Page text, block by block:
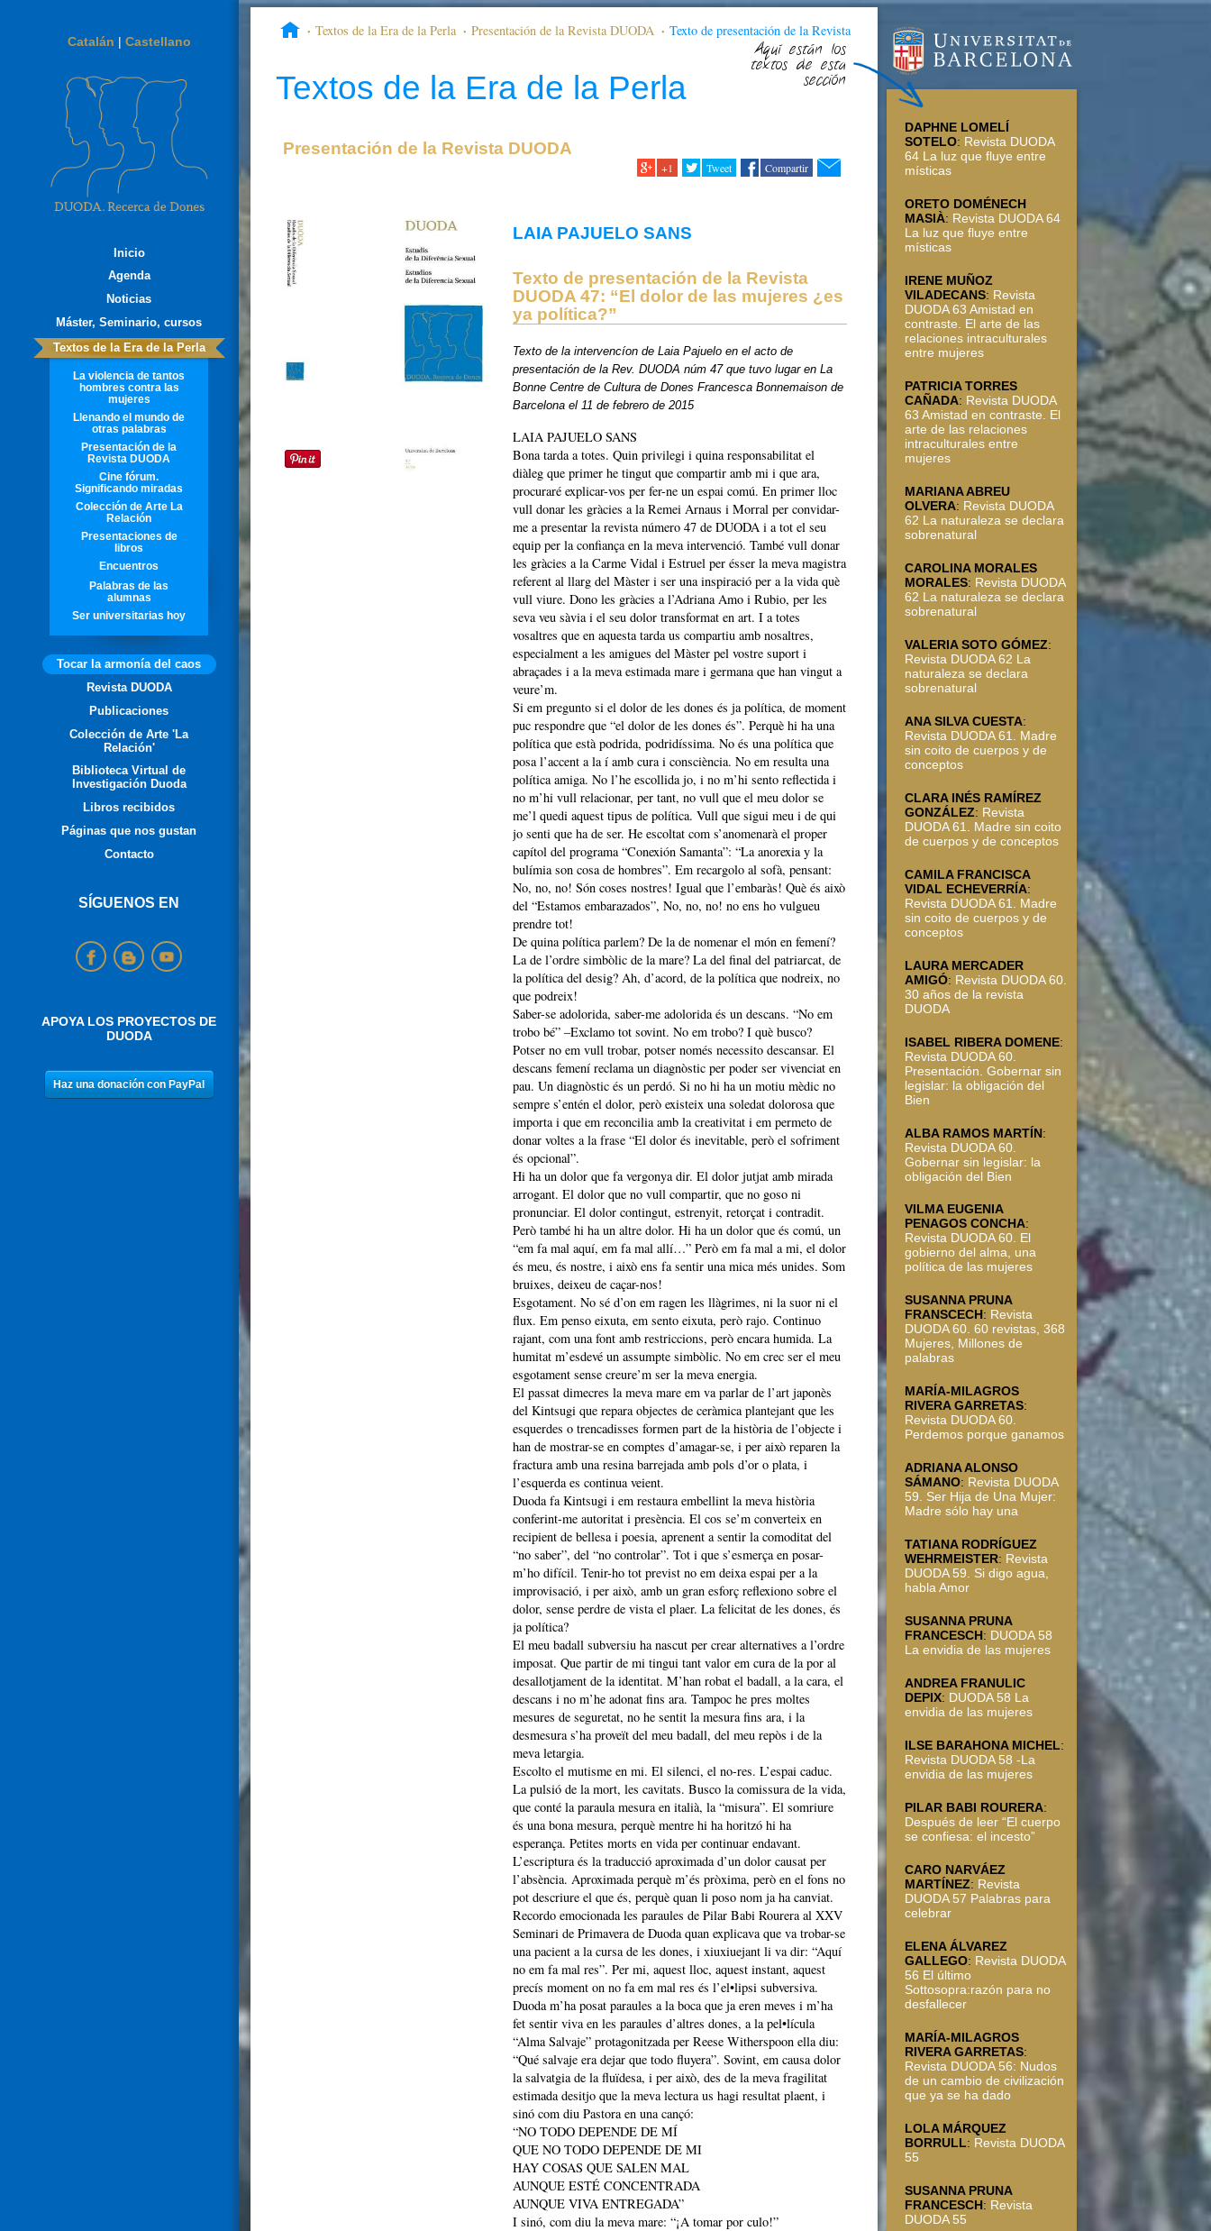
Catalán | Castellano
Inicio
Agenda
Noticias
Máster, Seminario, cursos
Textos de la Era de la Perla
La violencia de tantos
hombres contra las
mujeres
Llenando el mundo de
otras palabras
Presentación de la
Revista DUODA
Cine fórum.
Significando miradas
Colección de Arte La
Relación
Presentaciones de
libros
Encuentros
Palabras de las
alumnas
Ser universitarias hoy
Tocar la armonía del caos
Revista DUODA
Publicaciones
Colección de Arte 'La
Relación'
Biblioteca Virtual de
Investigación Duoda
Libros recibidos
Páginas que nos gustan
Contacto
SÍGUENOS EN
APOYA LOS PROYECTOS DE
DUODA
Textos de la Era de la Perla Presentación de la Revista DUODA
Texto de presentación de la Revista
Aquí están los
textos de esta
sección
Textos de la Era de la Perla
Presentación de la Revista DUODA
+1 Tweet Compartir
LAIA PAJUELO SANS
Texto de presentación de la Revista
DUODA 47: “El dolor de las mujeres ¿es
ya política?”
Texto de la intervencíon de Laia Pajuelo en el acto de
presentación de la Rev. DUODA núm 47 que tuvo lugar en La
Bonne Centre de Cultura de Dones Francesca Bonnemaison de
Barcelona el 11 de febrero de 2015
LAIA PAJUELO SANS
Bona tarda a totes. Quin privilegi i quina responsabilitat el
diàleg que primer he tingut que compartir amb mi i que ara,
procuraré explicar-vos per fer-ne un espai comú. En primer lloc
vull donar les gràcies a la Remei Arnaus i Morral per convidar-
me a presentar la revista número 47 de DUODA i a tot el seu
equip per la confiança en la meva intervenció. També vull donar
les gràcies a la Carme Vidal i Estruel per ésser la meva magistra
referent al llarg del Màster i ser una inspiració per a la vida què
vull viure. Dono les gràcies a l’Adriana Amo i Rubio, per les
seva veu sàvia i el seu dolor transformat en art. I a totes
vosaltres que en aquesta tarda us compartiu amb nosaltres,
especialment a les amigues del Màster pel vostre suport i
abraçades i a la meva estimada mare i germana que han vingut a
veure’m.
Si em pregunto si el dolor de les dones és ja política, de moment
puc respondre que “el dolor de les dones és”. Perquè hi ha una
política que està podrida, podridíssima. No és una política que
posa l’accent a la í amb cura i consciència. No em resulta una
política amiga. No l’he escollida jo, i no m’hi sento reflectida i
no m’hi vull relacionar, per tant, no vull que el meu dolor se
me’l quedi aquest tipus de política. Vull que sigui meu i de qui
jo senti que ha de ser. He escoltat com s’anomenarà el proper
capítol del programa “Conexión Samanta”: “La anorexia y la
bulímia son cosa de hombres”. Em recargolo al sofà, pensant:
No, no, no! Són coses nostres! Igual que l’embaràs! Què és això
del “Estamos embarazados”, No, no, no! no ens ho vulgueu
prendre tot!
De quina política parlem? De la de nomenar el món en femení?
La de l’ordre simbòlic de la mare? La del final del patriarcat, de
la política del desig? Ah, d’acord, de la política que nodreix, no
que podreix!
Saber-se adolorida, saber-me adolorida és un descans. “No em
trobo bé” –Exclamo tot sovint. No em trobo? I què busco?
Potser no em vull trobar, potser només necessito descansar. El
descans femení reclama un diagnòstic per poder ser vivenciat en
pau. Un diagnòstic és un perdó. Si no hi ha un motiu mèdic no
sempre s’entén el dolor, però existeix una soledat dolorosa que
importa i que em reconcilia amb la creativitat i em permeto de
donar voltes a la frase “El dolor és inevitable, però el sofriment
és opcional”.
Hi ha un dolor que fa vergonya dir. El dolor jutjat amb mirada
arrogant. El dolor que no vull compartir, que no goso ni
pronunciar. El dolor contingut, estrenyit, retorçat i contradit.
Però també hi ha un altre dolor. Hi ha un dolor que és comú, un
“em fa mal aquí, em fa mal allí…” Però em fa mal a mi, el dolor
és meu, és nostre, i això ens fa sentir una mica més unides. Som
bruixes, deixeu de caçar-nos!
Esgotament. No sé d’on em ragen les llàgrimes, ni la suor ni el
flux. Em penso eixuta, em sento eixuta, però rajo. Continuo
rajant, com una font amb restriccions, però encara humida. La
humitat m’esdevé un assumpte simbòlic. No em crec ser el meu
esgotament sense creure’m ser la meva energia.
El passat dimecres la meva mare em va parlar de l’art japonès
del Kintsugi que repara objectes de ceràmica plantejant que les
esquerdes o trencadisses formen part de la història de l’objecte i
han de mostrar-se en comptes d’amagar-se, i per això reparen la
fractura amb una resina barrejada amb pols d’or o plata, i
l’esquerda es continua veient.
Duoda fa Kintsugi i em restaura embellint la meva història
conferint-me autoritat i presència. El cos se’m converteix en
recipient de bellesa i poesia, aprenent a sentir la comoditat del
“no saber”, del “no controlar”. Tot i que s’esmerça en posar-
m’ho difícil. Tenir-ho tot previst no em deixa espai per a la
improvisació, i per això, amb un gran esforç reflexiono sobre el
dolor, sense perdre de vista el plaer. La felicitat de les dones, és
ja política?
El meu badall subversiu ha nascut per crear alternatives a l’ordre
imposat. Que partir de mi tingui tant valor em cura de la por al
desallotjament de la identitat. M’han robat el badall, a la cara, el
descans i no m’he adonat fins ara. Tampoc he pres moltes
mesures de seguretat, no he sentit la mesura fins ara, i la
desmesura s’ha proveït del meu badall, del meu repòs i de la
meva letargia.
Escolto el mutisme en mi. El silenci, el no-res. L’espai caduc.
La pulsió de la mort, les cavitats. Busco la comissura de la vida,
que conté la paraula mesura en italià, la “misura”. El somriure
és una bona mesura, perquè mentre hi ha horitzó hi ha
esperança. Petites morts en vida per continuar endavant.
L’escriptura és la traducció aproximada d’un dolor causat per
l’absència. Aproximada perquè m’és pròxima, però en el fons no
pot descriure el que és, perquè quan li poso nom ja ha canviat.
Recordo emocionada les paraules de Pilar Babi Rourera al XXV
Seminari de Primavera de Duoda quan explicava que va trobar-se
una pacient a la cursa de les dones, i xiuxiuejant li va dir: “Aquí
no em fa mal res”. Per mi, aquest lloc, aquest instant, aquest
precís moment on no fa em mal res és l’el•lipsi subversiva.
Duoda m’ha posat paraules a la boca que ja eren meves i m’ha
fet sentir viva en les paraules d’altres dones, a la pel•lícula
“Alma Salvaje” protagonitzada per Reese Witherspoon ella diu:
“Qué salvaje era dejar que todo fluyera”. Sovint, em causa dolor
la salvatgia de la fluïdesa, i per això, des de la meva fragilitat
estimada desitjo que la meva lectura us hagi resultat plaent, i
sinó com diu Pastora en una cançó:
“NO TODO DEPENDE DE MÍ
QUE NO TODO DEPENDE DE MI
HAY COSAS QUE SALEN MAL
AUNQUE ESTÉ CONCENTRADA
AUNQUE VIVA ENTREGADA”
I sinó, com diu la meva mare: “¡A tomar por culo!”
DAPHNE LOMELÍ
SOTELO: Revista DUODA
64 La luz que fluye entre
místicas
ORETO DOMÉNECH
MASIÀ: Revista DUODA 64
La luz que fluye entre
místicas
IRENE MUÑOZ
VILADECANS: Revista
DUODA 63 Amistad en
contraste. El arte de las
relaciones intraculturales
entre mujeres
PATRICIA TORRES
CAÑADA: Revista DUODA
63 Amistad en contraste. El
arte de las relaciones
intraculturales entre
mujeres
MARIANA ABREU
OLVERA: Revista DUODA
62 La naturaleza se declara
sobrenatural
CAROLINA MORALES
MORALES: Revista DUODA
62 La naturaleza se declara
sobrenatural
VALERIA SOTO GÓMEZ:
Revista DUODA 62 La
naturaleza se declara
sobrenatural
ANA SILVA CUESTA:
Revista DUODA 61. Madre
sin coito de cuerpos y de
conceptos
CLARA INÉS RAMÍREZ
GONZÁLEZ: Revista
DUODA 61. Madre sin coito
de cuerpos y de conceptos
CAMILA FRANCISCA
VIDAL ECHEVERRÍA:
Revista DUODA 61. Madre
sin coito de cuerpos y de
conceptos
LAURA MERCADER
AMIGÓ: Revista DUODA 60.
30 años de la revista
DUODA
ISABEL RIBERA DOMENE:
Revista DUODA 60.
Presentación. Gobernar sin
legislar: la obligación del
Bien
ALBA RAMOS MARTÍN:
Revista DUODA 60.
Gobernar sin legislar: la
obligación del Bien
VILMA EUGENIA
PENAGOS CONCHA:
Revista DUODA 60. El
gobierno del alma, una
política de las mujeres
SUSANNA PRUNA
FRANSCECH: Revista
DUODA 60. 60 revistas, 368
Mujeres, Millones de
palabras
MARÍA-MILAGROS
RIVERA GARRETAS:
Revista DUODA 60.
Perdemos porque ganamos
ADRIANA ALONSO
SÁMANO: Revista DUODA
59. Ser Hija de Una Mujer:
Madre sólo hay una
TATIANA RODRÍGUEZ
WEHRMEISTER: Revista
DUODA 59. Si digo agua,
habla Amor
SUSANNA PRUNA
FRANCESCH: DUODA 58
La envidia de las mujeres
ANDREA FRANULIC
DEPIX: DUODA 58 La
envidia de las mujeres
ILSE BARAHONA MICHEL:
Revista DUODA 58 -La
envidia de las mujeres
PILAR BABI ROURERA:
Después de leer “El cuerpo
se confiesa: el incesto”
CARO NARVÁEZ
MARTÍNEZ: Revista
DUODA 57 Palabras para
celebrar
ELENA ÁLVAREZ
GALLEGO: Revista DUODA
56 El último
Sottosopra:razón para no
desfallecer
MARÍA-MILAGROS
RIVERA GARRETAS:
Revista DUODA 56: Nudos
de un cambio de civilización
que ya se ha dado
LOLA MÁRQUEZ
BORRULL: Revista DUODA
55
SUSANNA PRUNA
FRANCESCH: Revista
DUODA 55